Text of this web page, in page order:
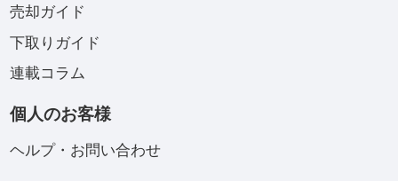
売却ガイド
下取りガイド
連載コラム
個人のお客様
ヘルプ・お問い合わせ